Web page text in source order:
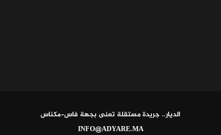
الديار.. جريدة مستقلة تعنى بجهة فاس-مكناس
INFO@ADYARE.MA